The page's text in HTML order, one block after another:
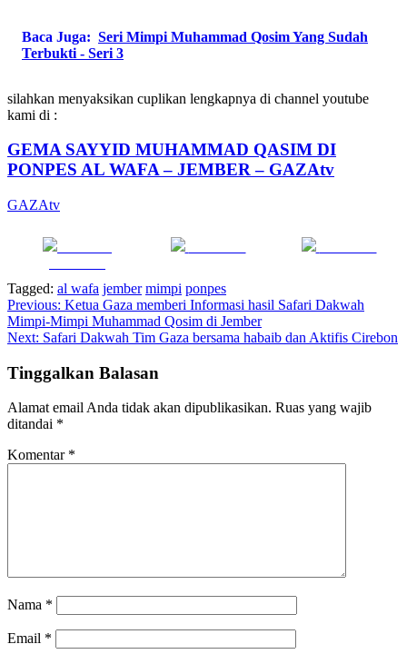
Baca Juga: Seri Mimpi Muhammad Qosim Yang Sudah
Terbukti - Seri 3
silahkan menyaksikan cuplikan lengkapnya di channel youtube
kami di :
GEMA SAYYID MUHAMMAD QASIM DI
PONPES AL WAFA – JEMBER – GAZAtv
GAZAtv
Tagged: al wafa jember mimpi ponpes
Navigasi
pos
Previous: Ketua Gaza memberi Informasi hasil Safari Dakwah
Mimpi-Mimpi Muhammad Qosim di Jember
Next: Safari Dakwah Tim Gaza bersama habaib dan Aktifis Cirebon
Tinggalkan Balasan
Alamat email Anda tidak akan dipublikasikan. Ruas yang wajib
ditandai *
Komentar *
Nama *
Email *